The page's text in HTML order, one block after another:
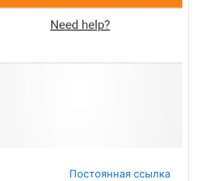
Постоянная ссылка